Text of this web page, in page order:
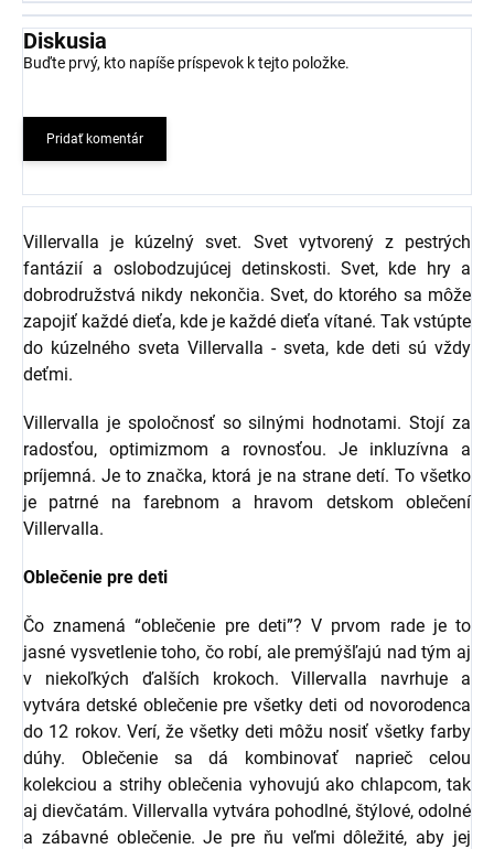
Diskusia
Buďte prvý, kto napíše príspevok k tejto položke.
Pridať komentár
Villervalla je kúzelný svet. Svet vytvorený z pestrých
fantázií a oslobodzujúcej detinskosti. Svet, kde hry a
dobrodružstvá nikdy nekončia. Svet, do ktorého sa môže
zapojiť každé dieťa, kde je každé dieťa vítané. Tak vstúpte
do kúzelného sveta Villervalla - sveta, kde deti sú vždy
deťmi.
Villervalla je spoločnosť so silnými hodnotami. Stojí za
radosťou, optimizmom a rovnosťou. Je inkluzívna a
príjemná. Je to značka, ktorá je na strane detí. To všetko
je patrné na farebnom a hravom detskom oblečení
Villervalla.
Oblečenie pre deti
Čo znamená “oblečenie pre deti”? V prvom rade je to
jasné vysvetlenie toho, čo robí, ale premýšľajú nad tým aj
v niekoľkých ďalších krokoch. Villervalla navrhuje a
vytvára detské oblečenie pre všetky deti od novorodenca
do 12 rokov. Verí, že všetky deti môžu nosiť všetky farby
dúhy. Oblečenie sa dá kombinovať naprieč celou
kolekciou a strihy oblečenia vyhovujú ako chlapcom, tak
aj dievčatám. Villervalla vytvára pohodlné, štýlové, odolné
a zábavné oblečenie. Je pre ňu veľmi dôležité, aby jej